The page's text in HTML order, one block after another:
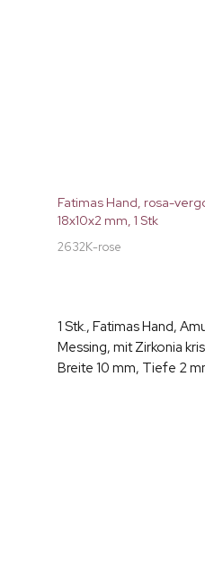
Fatimas Hand, rosa-
18x10x2 mm, 1 Stk
2632K-rose
1 Stk., Fatimas Hand,
Messing, mit Zirkonia
Breite 10 mm, Tiefe 2